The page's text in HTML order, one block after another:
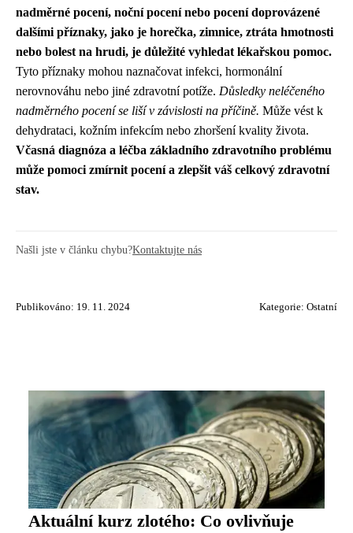
nadměrné pocení, noční pocení nebo pocení doprovázené
dalšími příznaky, jako je horečka, zimnice, ztráta hmotnosti
nebo bolest na hrudi, je důležité vyhledat lékařskou pomoc.
Tyto příznaky mohou naznačovat infekci, hormonální
nerovnováhu nebo jiné zdravotní potíže. Důsledky neléčeného
nadměrného pocení se liší v závislosti na příčině. Může vést k
dehydrataci, kožním infekcím nebo zhoršení kvality života.
Včasná diagnóza a léčba základního zdravotního problému
může pomoci zmírnit pocení a zlepšit váš celkový zdravotní
stav.
Našli jste v článku chybu?Kontaktujte nás
Publikováno: 19. 11. 2024 Kategorie: Ostatní
Aktuální kurz zlotého: Co ovlivňuje